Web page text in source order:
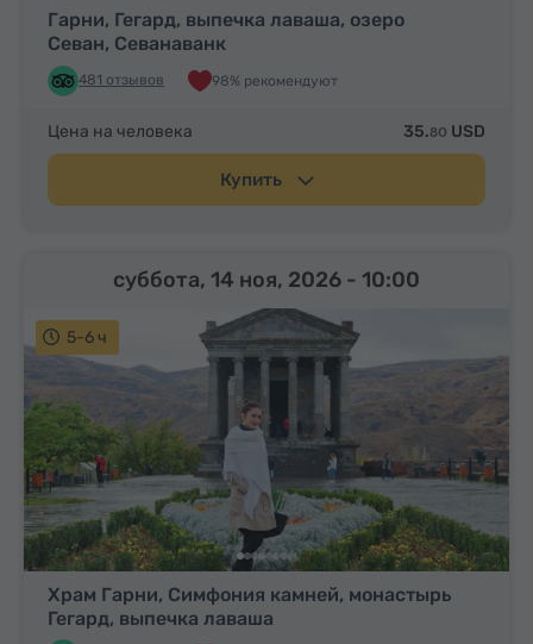
Гарни, Гегард, выпечка лаваша, озеро
Севан, Севанаванк
481 отзывов 98% рекомендуют
Цена на человека 35.80 USD
Купить
5-6 ч
Храм Гарни, Симфония камней, монастырь
Гегард, выпечка лаваша
суббота, 14 ноя, 2026 - 10:00